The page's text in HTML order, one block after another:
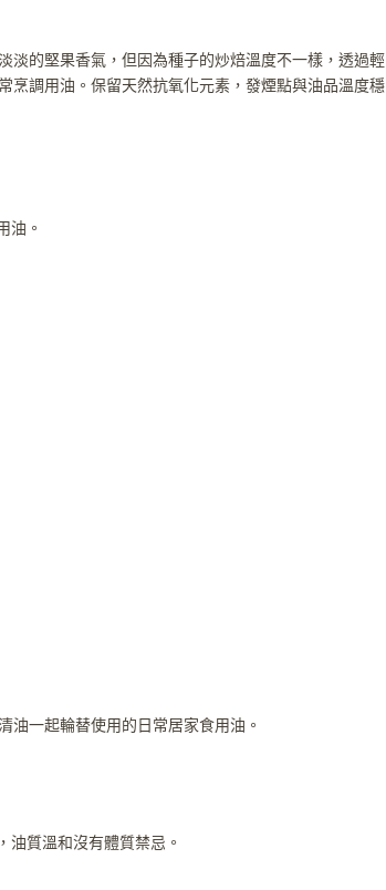
淡的堅果香氣，但因為種子的炒焙溫度不一樣，透過輕
烹調用油。保留天然抗氧化元素，發煙點與油品溫度穩
油。
油一起輪替使用的日常居家食用油。
質溫和沒有體質禁忌。